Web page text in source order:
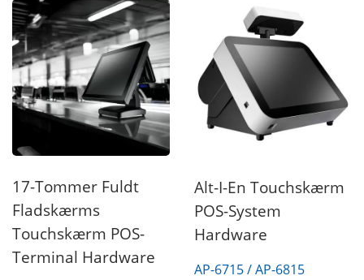
17-Tommer Fuldt
Fladskærms
Touchskærm POS-
Terminal Hardware
Alt-I-En Touchskærm
POS-System
Hardware
AP-6715 / AP-6815